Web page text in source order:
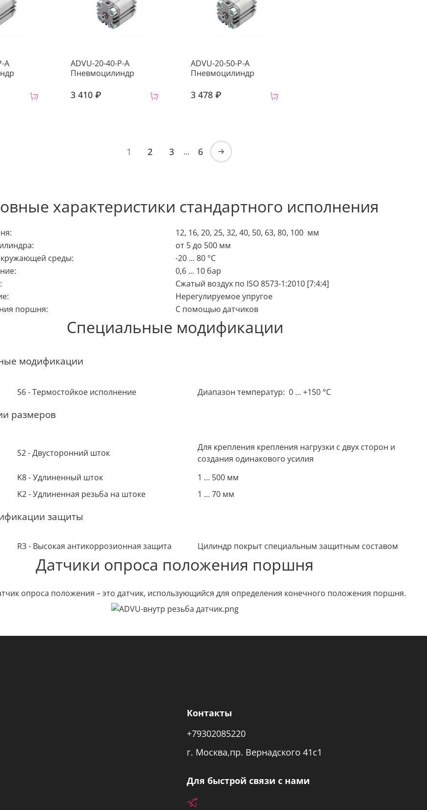
A
ADVU-20-40-P-A
Пневмоцилиндр
3 410 ₽
ADVU-20-50-P-A
Пневмоцилиндр
3 478 ₽
1 2 3 … 6
характеристики стандартного исполнения
12, 16, 20, 25, 32, 40, 50, 63, 80, 100 мм
от 5 до 500 мм
среды:
-20 ... 80 °С
0,6 ... 10 бар
Сжатый воздух по ISO 8573-1:2010 [7:4:4]
Нерегулируемое упругое
поршня:
С помощью датчиков
Специальные модификации
модификации
S6 - Термостойкое исполнение Диапазон температур: 0 … +150 °C
размеров
S2 - Двусторонний шток
Для крепления крепления нагрузки с двух сторон и
создания одинакового усилия
K8 - Удлиненный шток
1 … 500 мм
K2 - Удлиненная резьба на штоке
1 … 70 мм
защиты
R3 - Высокая антикоррозионная защита Цилиндр покрыт специальным защитным составом
Датчики опроса положения поршня
опроса положения – это датчик, использующийся для определения конечного положения поршня.
Контакты
+79302085220
г. Москва,пр. Вернадского 41с1
Для быстрой связи с нами